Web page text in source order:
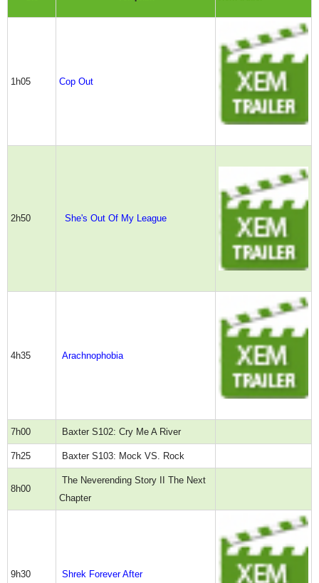
1h05 Cop Out
2h50 She's Out Of My League
4h35 Arachnophobia
7h00 Baxter S102: Cry Me A River
7h25 Baxter S103: Mock VS. Rock
8h00
The Neverending Story II The Next
Chapter
9h30 Shrek Forever After